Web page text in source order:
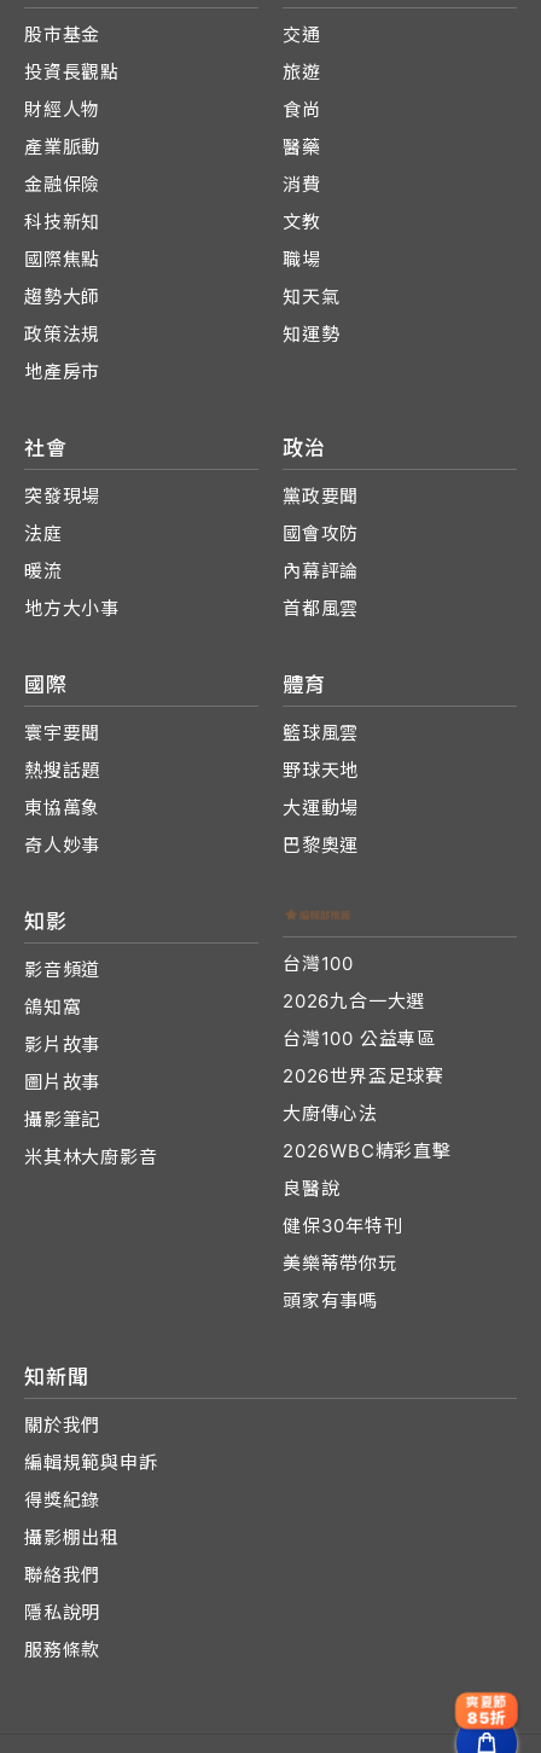
股市基金
投資長觀點
財經人物
產業脈動
金融保險
科技新知
國際焦點
趨勢大師
政策法規
地產房市
交通
旅遊
食尚
醫藥
消費
文教
職場
知天氣
知運勢
社會
突發現場
法庭
暖流
地方大小事
政治
黨政要聞
國會攻防
內幕評論
首都風雲
國際
寰宇要聞
熱搜話題
東協萬象
奇人妙事
體育
籃球風雲
野球天地
大運動場
巴黎奧運
知影
影音頻道
鴿知窩
影片故事
圖片故事
攝影筆記
米其林大廚影音
台灣100
2026九合一大選
台灣100 公益專區
2026世界盃足球賽
大廚傳心法
2026WBC精彩直擊
良醫說
健保30年特刊
美樂蒂帶你玩
頭家有事嗎
知新聞
關於我們
編輯規範與申訴
得獎紀錄
攝影棚出租
聯絡我們
隱私說明
服務條款
爽夏節
85折